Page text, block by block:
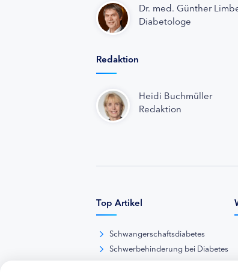
Dr. med. Günther
Diabetologe
Redaktion
Heidi Buchmüller
Redaktion
Top Artikel
Schwangerschaftsdiabetes
Schwerbehinderung bei Diabetes